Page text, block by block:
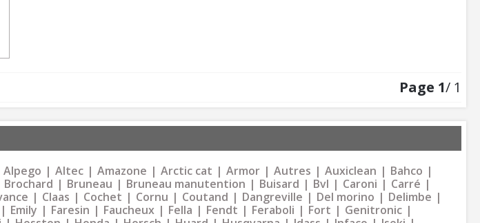
Page 1/ 1
Alpego Altec Amazone Arctic cat Armor Autres Auxiclean
Bahco
Brochard Bruneau Bruneau manutention Buisard Bvl Caroni
Carré
Claas Cochet Cornu Coutand Dangreville Del morino
Delimbe
Emily Faresin Faucheux Fella Fendt Feraboli Fort
Genitronic